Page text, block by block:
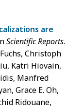
are
Scientific Reports.
Christoph
Katri Hiovain,
Manfred
Grace E. Oh,
Ridouane,